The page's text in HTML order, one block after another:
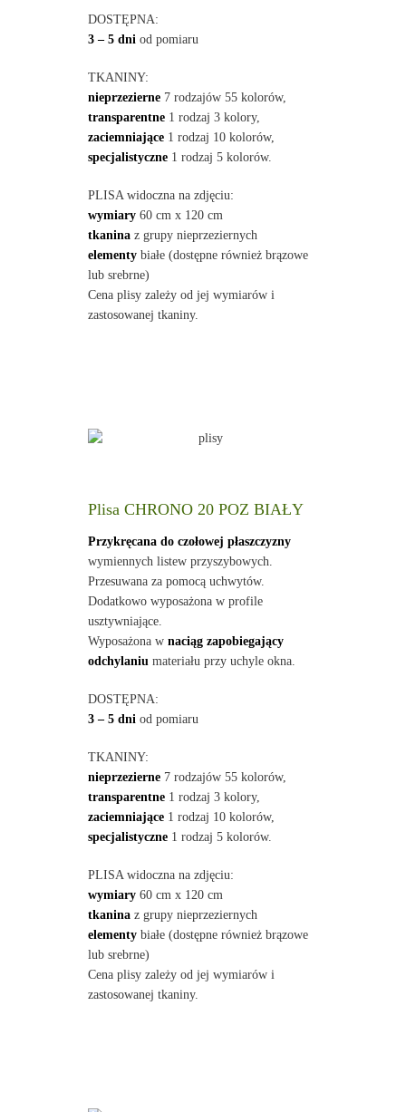
DOSTĘPNA:
3 – 5 dni od pomiaru
TKANINY:
nieprzezierne7 rodzajów 55 kolorów,
transparentne1 rodzaj 3 kolory,
zaciemniające1 rodzaj 10 kolorów,
specjalistyczne1 rodzaj 5 kolorów.
PLISA widoczna na zdjęciu:
wymiary60 cm x 120 cm
tkaninaz grupy nieprzeziernych
elementybiałe (dostępne również brązowe
lub srebrne)
Cena plisy zależy od jej wymiarów i
zastosowanej tkaniny.
Plisa CHRONO 20 POZ BIAŁY
Przykręcana do czołowej płaszczyzny
wymiennych listew przyszybowych.
Przesuwana za pomocą uchwytów.
Dodatkowo wyposażona w profile
usztywniające.
Wyposażona w naciąg zapobiegający
odchylaniu materiału przy uchyle okna.
DOSTĘPNA:
3 – 5 dni od pomiaru
TKANINY:
nieprzezierne7 rodzajów 55 kolorów,
transparentne1 rodzaj 3 kolory,
zaciemniające1 rodzaj 10 kolorów,
specjalistyczne1 rodzaj 5 kolorów.
PLISA widoczna na zdjęciu:
wymiary60 cm x 120 cm
tkaninaz grupy nieprzeziernych
elementybiałe (dostępne również brązowe
lub srebrne)
Cena plisy zależy od jej wymiarów i
zastosowanej tkaniny.